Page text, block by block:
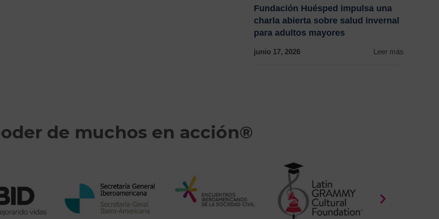
Fundación Huésped impulsa una
charla abierta sobre salud invernal
para adultos mayores
junio 17, 2026 Leer más
de muchos en acción®